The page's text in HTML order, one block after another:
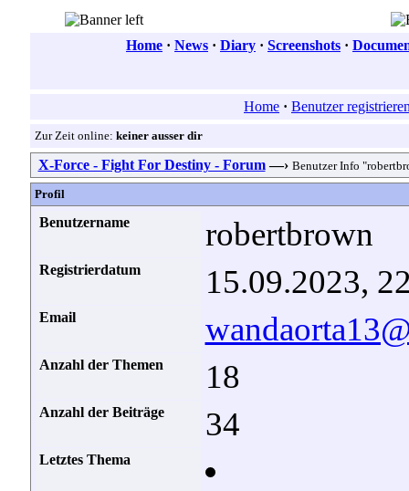
Home · News · Diary · Screenshots ·
Home · Benutzer
Zur Zeit online: keiner ausser dir
X-Force - Fight For Destiny - Forum —› Benutzer Info
Profil
Benutzername robertbrown
Registrierdatum 15.09.2023,
Email
Anzahl der Themen 18
Anzahl der Beiträge 34
Letztes Thema